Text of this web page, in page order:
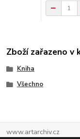
Zboží zařazeno v
Kniha
Všechno
www.artarchiv.cz